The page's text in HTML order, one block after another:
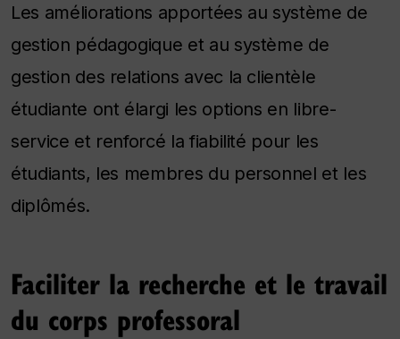
Les améliorations apportées au système de
gestion pédagogique et au système de
gestion des relations avec la clientèle
étudiante ont élargi les options en libre-
service et renforcé la fiabilité pour les
étudiants, les membres du personnel et les
diplômés.
Faciliter la recherche et le travail
du corps professoral